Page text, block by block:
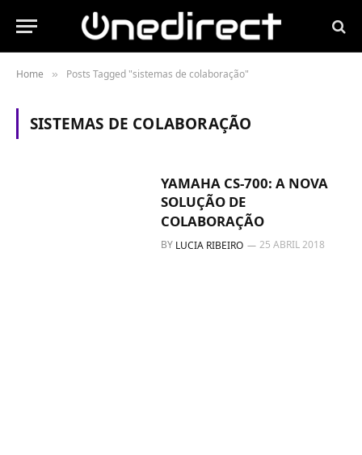
Home » Posts Tagged "sistemas de colaboração"
SISTEMAS DE COLABORAÇÃO
YAMAHA CS-700: A NOVA
SOLUÇÃO DE
COLABORAÇÃO
BY LUCIA RIBEIRO 25 ABRIL 2018